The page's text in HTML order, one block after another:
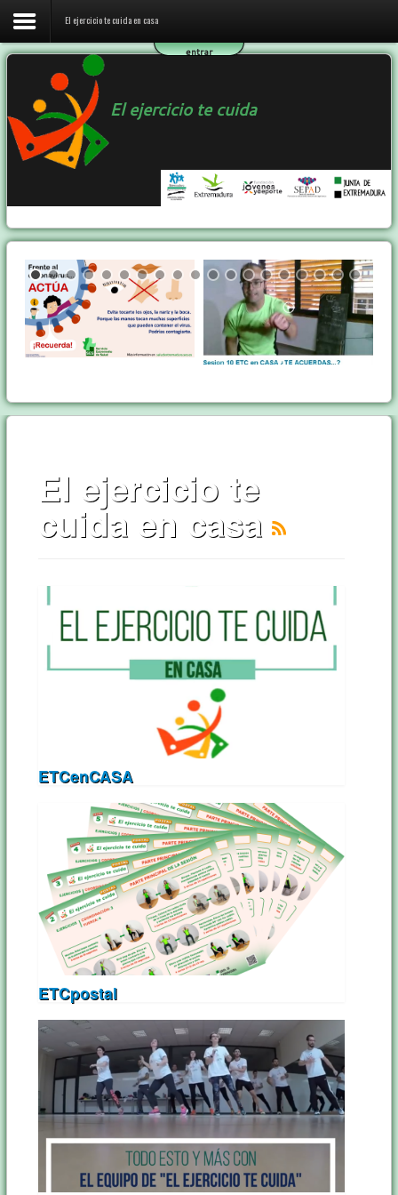
El ejercicio te cuida en casa
El programa ETC
Ejercicio y Salud
Contactar
El ejercicio te cuida en casa
entrar
El ejercicio te cuida
El ejercicio te
cuida en casa
ETCenCASA
ETCpostal